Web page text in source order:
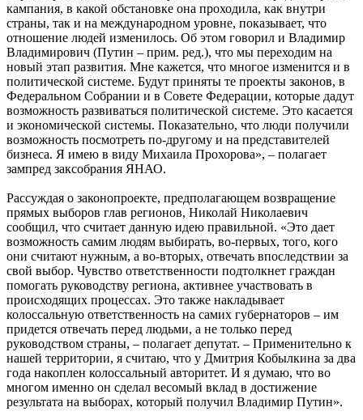
в связи с этим изменится в жизни жителей арктического
региона, в беседе с корреспондентом «УралПолит.Ru»
рассказал первый вице-спикер заксобрания Ямала,
руководитель фракции «Единой России» Николай Яшкин.
Жители Ямало-Ненецкого автономного округа проявили
высокую активность на выборах президента РФ – явка
превысила 90 %. При этом Владимир Путин заручился
поддержкой абсолютного большинства ямальцев. Свои голоса
за него отдали почти 85 % граждан. О том, как повлияет на
политическую и экономическую ситуацию приход Владимира
Путина на пост главы государства и что в связи с этим
корреспондентом «УралПолит.Ru» рассказал первый вице-
спикер заксобрания Ямала, руководитель фракции «Единой
России» Николай Яшкин.
Подводя итоги президентской кампании, Николай Яшкин
прежде всего отметил, что голосование в автономном округе
стало действительно всенародным. «Люди шли на выборы с
хорошим настроением, с улыбкой на лице, с осмысленным
взглядом. Я видел это лично, об этом говорят мои друзья и
даже представители других партий. Почти 85 % голосов за
Путина – это показатель абсолютного доверия», – считает
депутат.
Николай Яшкин уверен: в определенной мере можно заявлять,
что россиян и ямальцев, в частности, ждут перемены. «С 5